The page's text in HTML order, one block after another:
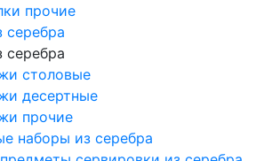
прочие
столовые
десертные
прочие
наборы из серебра